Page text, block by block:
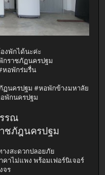
งพักได้นะค่ะ
ราชภัฏนครปฐม
หอพักร่มรื่น
นครปฐม #หอพักข้างมหาลัย
พักนครปฐม
รณ
ชภัฎนครปฐม
งสะดวกปลอยภัย
คาไม่แพง พร้อมเฟอร์นิเจอร์
จร